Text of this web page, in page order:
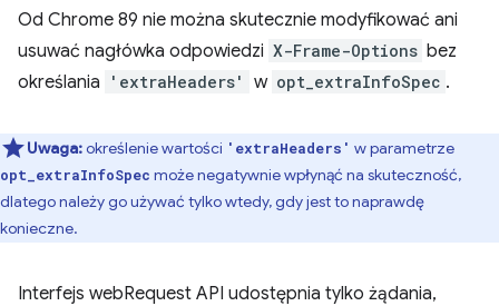
Od Chrome 89 nie można skutecznie modyfikować ani
usuwać nagłówka odpowiedzi X-Frame-Options bez
określania
'extraHeaders' w opt_extraInfoSpec .
Uwaga:określenie wartości 'extraHeaders' w parametrze
opt_extraInfoSpec może negatywnie wpłynąć na skuteczność,
dlatego należy go używać tylko wtedy, gdy jest to naprawdę
konieczne.
Interfejs webRequest API udostępnia tylko żądania,